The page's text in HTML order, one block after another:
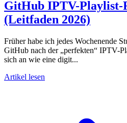
GitHub IPTV-Playlist-
(Leitfaden 2026)
Früher habe ich jedes Wochenende
GitHub nach der „perfekten“ IPTV-
sich an wie eine digit...
Artikel lesen